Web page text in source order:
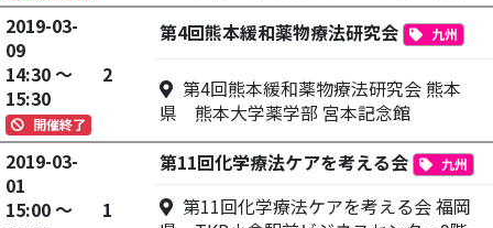
2019-03-
09
14:30 ～
15:30
開催終了
2
第4回熊本緩和薬物療法研究会 九州
第4回熊本緩和薬物療法研究会 熊本
県 熊本大学薬学部 宮本記念館
2019-03-
01
15:00 ～
1
第11回化学療法ケアを考える会 九州
第11回化学療法ケアを考える会 福岡